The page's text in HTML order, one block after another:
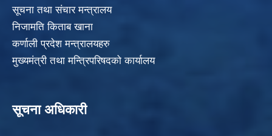
सूचना तथा संचार मन्त्रालय
निजामति किताब खाना
कर्णाली प्रदेश मन्त्रालयहरु
मुख्यमंत्री तथा मन्त्रिपरिषदको कार्यालय
सूचना अधिकारी